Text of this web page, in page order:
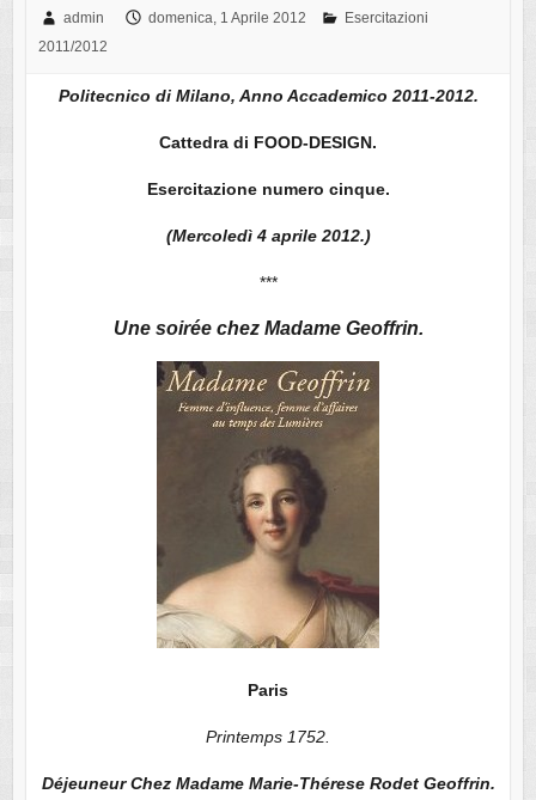
admin domenica, 1 Aprile 2012
Esercitazioni
2011/2012
Politecnico di Milano, Anno Accademico 2011-2012.
Cattedra di FOOD-DESIGN.
Esercitazione numero cinque.
(Mercoledì 4 aprile 2012.)
***
Une soirée chez Madame Geoffrin.
Paris
Printemps 1752.
Déjeuneur Chez Madame Marie-Thérese Rodet Geoffrin.